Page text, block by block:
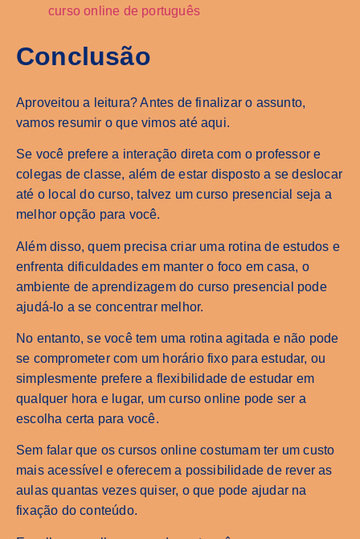
Conclusão
Aproveitou a leitura? Antes de finalizar o assunto,
vamos resumir o que vimos até aqui.
Se você prefere a interação direta com o professor e
colegas de classe, além de estar disposto a se deslocar
até o local do curso, talvez um curso presencial seja a
melhor opção para você.
Além disso, quem precisa criar uma rotina de estudos e
enfrenta dificuldades em manter o foco em casa, o
ambiente de aprendizagem do curso presencial pode
ajudá-lo a se concentrar melhor.
No entanto, se você tem uma rotina agitada e não pode
se comprometer com um horário fixo para estudar, ou
simplesmente prefere a flexibilidade de estudar em
qualquer hora e lugar, um curso online pode ser a
escolha certa para você.
Sem falar que os cursos online costumam ter um custo
mais acessível e oferecem a possibilidade de rever as
aulas quantas vezes quiser, o que pode ajudar na
fixação do conteúdo.